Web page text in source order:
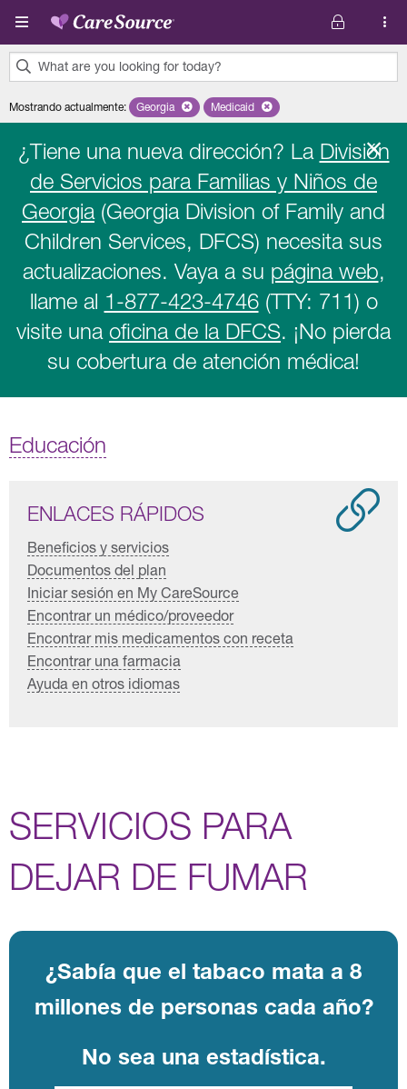
Pasar al contenido principal
What are you looking for today?
results
Mostrando actualmente: Remove selected state 'Georgia'
Georgia Remove selected plan 'Medicaid'
Medicaid
¿Tiene una nueva dirección? La División
de Servicios para Familias y Niños de
Georgia (Georgia Division of Family and
Children Services, DFCS) necesita sus
actualizaciones. Vaya a su página web,
llame al 1-877-423-4746(TTY: 711) o
visite una oficina de la DFCS. ¡No pierda
su cobertura de atención médica!
Educación
ENLACES RÁPIDOS
Beneficios y servicios
Documentos del plan
Iniciar sesión en My CareSource
Encontrar un médico/proveedor
Encontrar mis medicamentos con receta
Encontrar una farmacia
Ayuda en otros idiomas
SERVICIOS PARA
DEJAR DE FUMAR
¿Sabía que el tabaco mata a 8
millones de personas cada año?
No sea una estadística.